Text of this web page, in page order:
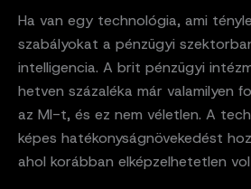
Ha van egy technológia, ami
szabályokat a pénzügyi
intelligencia. A brit pénzügyi
hetven százaléka már valamilyen
az MI-t, és ez nem véletlen. A
képes hatékonyságnövekedést
ahol korábban elképzelhetetlen